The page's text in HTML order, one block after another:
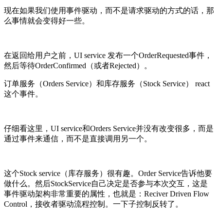
现在如果我们使用事件驱动，而不是请求驱动的方式的话，那
么事情就会变得好一些。
在返回给用户之前，UI service 发布一个OrderRequested事件，
然后等待OrderConfirmed（或者Rejected）。
订单服务（Orders Service）和库存服务（Stock Service） react
这个事件。
仔细看这里，UI service和Orders Service并没有改变很多，而是
通过事件来通信，而不是直接调用另一个。
这个Stock service（库存服务）很有趣。Order Service告诉他要
做什么。然后StockService自己决定是否参与本次交互，这是
事件驱动架构非常重要的属性，也就是：Reciver Driven Flow
Control，接收者驱动流程控制。一下子控制反转了。